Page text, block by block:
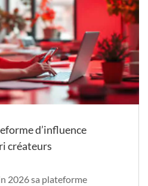
d’influence
créateurs
2026 sa plateforme